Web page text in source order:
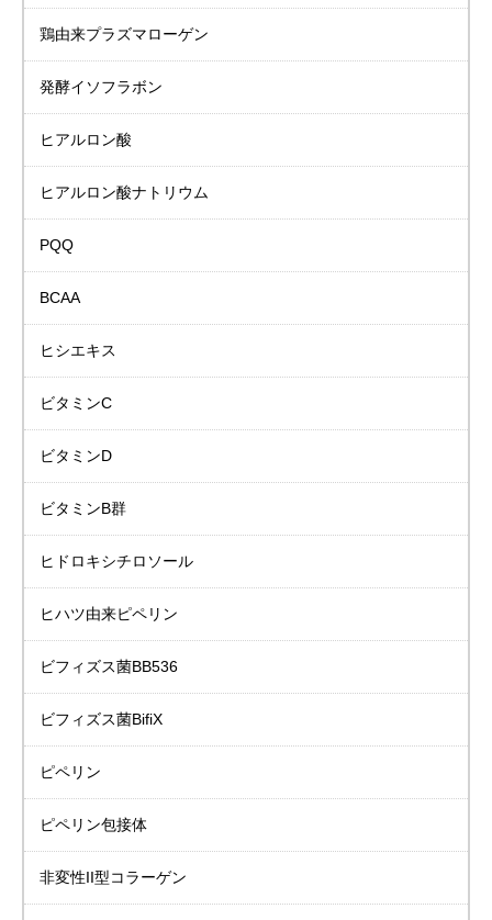
鶏由来プラズマローゲン
発酵イソフラボン
ヒアルロン酸
ヒアルロン酸ナトリウム
PQQ
BCAA
ヒシエキス
ビタミンC
ビタミンD
ビタミンB群
ヒドロキシチロソール
ヒハツ由来ピペリン
ビフィズス菌BB536
ビフィズス菌BifiX
ピペリン
ピペリン包接体
非変性II型コラーゲン